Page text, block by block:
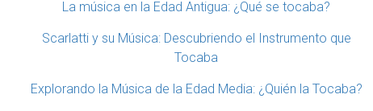
La música en la Edad Antigua: ¿Qué se tocaba?
Scarlatti y su Música: Descubriendo el Instrumento que
Tocaba
Explorando la Música de la Edad Media: ¿Quién la Tocaba?